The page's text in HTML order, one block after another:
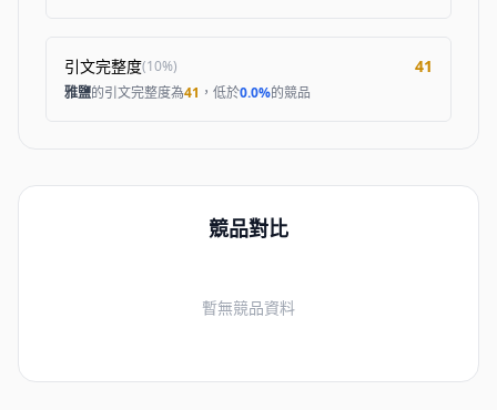
引文完整度(10%) 41
雅鹽的引文完整度為41 ，低於0.0%的競品
競品對比
暫無競品資料